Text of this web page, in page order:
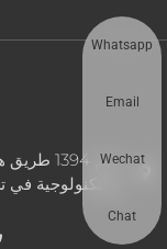
رقم
والتكنولوجية
Whatsapp
Email
Wechat
Chat